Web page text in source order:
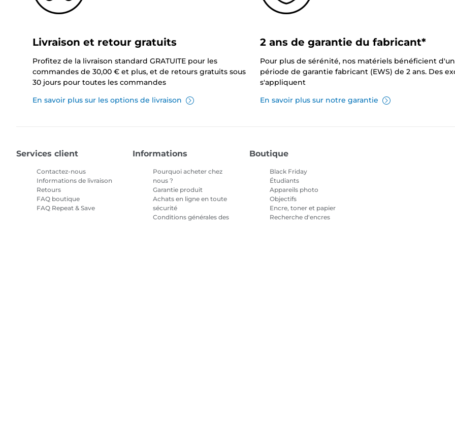
Livraison et retour gratuits
Profitez de la livraison standard GRATUITE pour les
commandes de 30,00 € et plus, et de retours gratuits sous
30 jours pour toutes les commandes
En savoir plus sur les options de livraison
2 ans de garantie du fabricant*
Pour plus de sérénité, nos matériels bénéficient
période de garantie fabricant (EWS) de 2 ans. Des
s'appliquent
En savoir plus sur notre garantie
Services client
Contactez-nous
Informations de livraison
Retours
FAQ boutique
FAQ Repeat & Save
Informations
Pourquoi acheter chez
nous ?
Garantie produit
Achats en ligne en toute
sécurité
Conditions générales des
Boutique
Black Friday
Étudiants
Appareils photo
Objectifs
Encre, toner et papier
Recherche d'encres